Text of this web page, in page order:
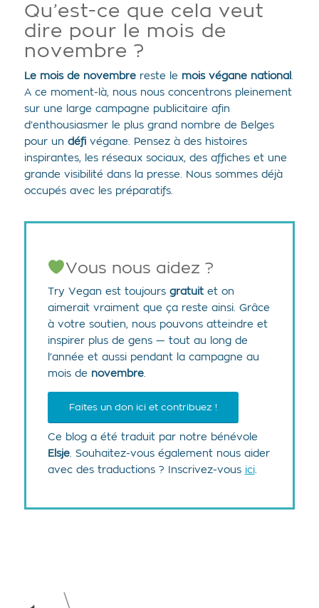
Qu’est-ce que cela veut
dire pour le mois de
novembre ?
Le mois de novembre reste le mois végane national .
A ce moment-là, nous nous concentrons pleinement
sur une large campagne publicitaire afin
d’enthousiasmer le plus grand nombre de Belges
pour un défi végane. Pensez à des histoires
inspirantes, les réseaux sociaux, des affiches et une
grande visibilité dans la presse. Nous sommes déjà
occupés avec les préparatifs.
Vous nous aidez ?
Try Vegan est toujours gratuitet on
aimerait vraiment que ça reste ainsi. Grâce
à votre soutien, nous pouvons atteindre et
inspirer plus de gens — tout au long de
l’année et aussi pendant la campagne au
mois de novembre.
Faites un don ici et contribuez !
Ce blog a été traduit par notre bénévole
Elsje. Souhaitez-vous également nous aider
avec des traductions ? Inscrivez-vous ici.